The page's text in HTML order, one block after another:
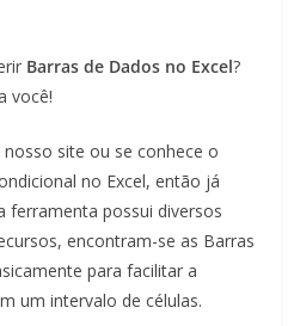
Barras de Dados no Excel?
você!
site ou se conhece o
no Excel, então já
ferramenta possui diversos
encontram-se as Barras
para facilitar a
um intervalo de células.